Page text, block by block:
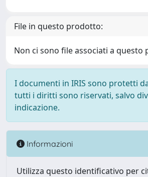
File in questo prodotto:
Non ci sono file associati a questo
I documenti in IRIS sono protetti
tutti i diritti sono riservati, salvo
indicazione.
Informazioni
Utilizza questo identificativo per